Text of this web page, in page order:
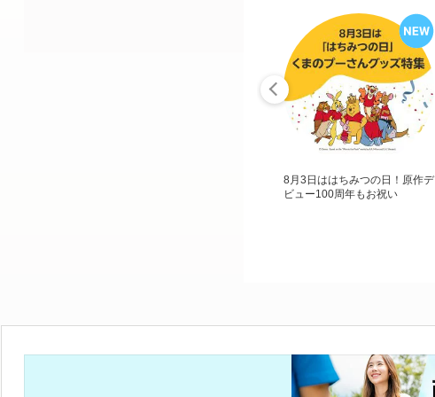
8月3日ははちみつの日！原作デ
ビュー100周年もお祝い